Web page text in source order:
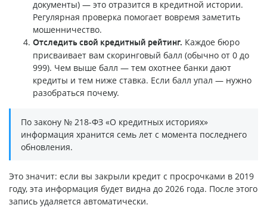
документы) — это отразится в кредитной истории.
Регулярная проверка помогает вовремя заметить
мошенничество.
Отследить свой кредитный рейтинг. Каждое бюро
присваивает вам скоринговый балл (обычно от 0 до
999). Чем выше балл — тем охотнее банки дают
кредиты и тем ниже ставка. Если балл упал — нужно
разобраться почему.
По закону № 218-ФЗ «О кредитных историях»
информация хранится семь лет с момента последнего
обновления.
Это значит: если вы закрыли кредит с просрочками в 2019
году, эта информация будет видна до 2026 года. После этого
запись удаляется автоматически.